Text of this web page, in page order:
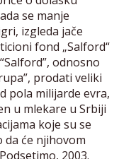
se manje
izgleda jače
fond „Salford“
odnosno
prodati veliki
pola milijarde evra,
u mlekare u Srbiji
koje su se
da će njihovom
2003.